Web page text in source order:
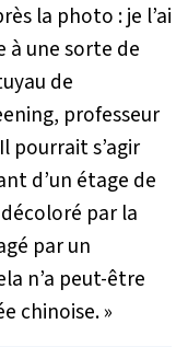
la photo : je l’ai
à une sorte de
de
professeur
Il pourrait s’agir
d’un étage de
par la
par un
n’a peut-être
chinoise. »